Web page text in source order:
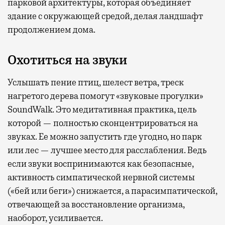
парковой архитектуры, которая объединяет
здание с окружающей средой, делая ландшафт
продолжением дома.
Охотиться на звуки
Услышать пение птиц, шелест ветра, треск
нагретого дерева помогут «звуковые прогулки»
SoundWalk. Это медитативная практика, цель
которой — полностью сконцентрироваться на
звуках. Ее можно запустить где угодно, но парк
или лес — лучшее место для расслабления. Ведь
если звуки воспринимаются как безопасные,
активность симпатической нервной системы
(«бей или беги») снижается, а парасимпатической,
отвечающей за восстановление организма,
наоборот, усиливается.